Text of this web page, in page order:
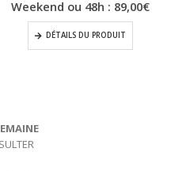
Weekend ou 48h : 89,00€
DÉTAILS DU PRODUIT